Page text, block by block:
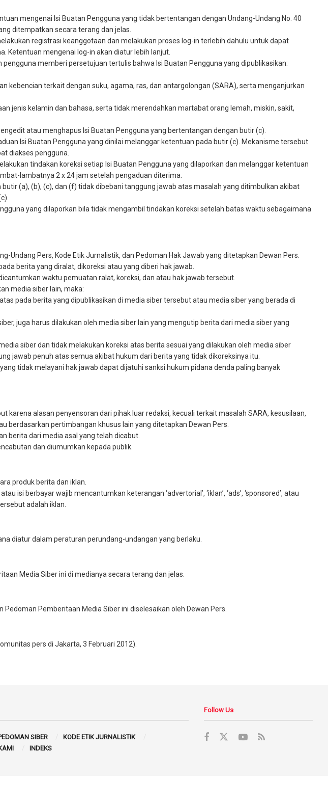
mengenai Isi Buatan Pengguna yang tidak bertentangan dengan Undang-Undang No. 40
ditempatkan secara terang dan jelas.
registrasi keanggotaan dan melakukan proses log-in terlebih dahulu untuk dapat
Ketentuan mengenai log-in akan diatur lebih lanjut.
memberi persetujuan tertulis bahwa Isi Buatan Pengguna yang dipublikasikan:
kebencian terkait dengan suku, agama, ras, dan antargolongan (SARA), serta menganjurkan
jenis kelamin dan bahasa, serta tidak merendahkan martabat orang lemah, miskin, sakit,
atau menghapus Isi Buatan Pengguna yang bertentangan dengan butir (c).
Isi Buatan Pengguna yang dinilai melanggar ketentuan pada butir (c). Mekanisme tersebut
diakses pengguna.
tindakan koreksi setiap Isi Buatan Pengguna yang dilaporkan dan melanggar ketentuan
lambatnya 2 x 24 jam setelah pengaduan diterima.
(a), (b), (c), dan (f) tidak dibebani tanggung jawab atas masalah yang ditimbulkan akibat
yang dilaporkan bila tidak mengambil tindakan koreksi setelah batas waktu sebagaimana
Undang Pers, Kode Etik Jurnalistik, dan Pedoman Hak Jawab yang ditetapkan Dewan Pers.
berita yang diralat, dikoreksi atau yang diberi hak jawab.
waktu pemuatan ralat, koreksi, dan atau hak jawab tersebut.
media siber lain, maka:
pada berita yang dipublikasikan di media siber tersebut atau media siber yang berada di
juga harus dilakukan oleh media siber lain yang mengutip berita dari media siber yang
siber dan tidak melakukan koreksi atas berita sesuai yang dilakukan oleh media siber
jawab penuh atas semua akibat hukum dari berita yang tidak dikoreksinya itu.
tidak melayani hak jawab dapat dijatuhi sanksi hukum pidana denda paling banyak
karena alasan penyensoran dari pihak luar redaksi, kecuali terkait masalah SARA, kesusilaan,
berdasarkan pertimbangan khusus lain yang ditetapkan Dewan Pers.
berita dari media asal yang telah dicabut.
dan diumumkan kepada publik.
produk berita dan iklan.
isi berbayar wajib mencantumkan keterangan ‘advertorial’, ‘iklan’, ‘ads’, ‘sponsored’, atau
adalah iklan.
diatur dalam peraturan perundang-undangan yang berlaku.
Media Siber ini di medianya secara terang dan jelas.
Pemberitaan Media Siber ini diselesaikan oleh Dewan Pers.
pers di Jakarta, 3 Februari 2012).
SIBER
KODE ETIK JURNALISTIK
INDEKS
Follow Us